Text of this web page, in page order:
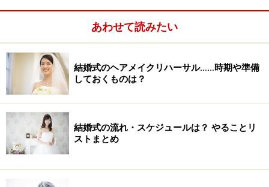
とになるわけで、それに対して、もし利用しなかった場
合も、利用した場合と同様の金額がかかるというわけで
結婚式の予約も、こういった商品と同じです。ある日時
他の人に販売しない権利を有するわけです。その代わ
り、自分の都合でキャンセルをしたいという場合は、会
場側もそれまで会場をキープしておいた対価を求める、
それが式場における「キャンセル料」です。
あわせて読みたい
結婚式のヘアメイクリハーサル……時期や準備
しておくものは？
結婚式の流れ・スケジュールは？ やることリ
ストまとめ